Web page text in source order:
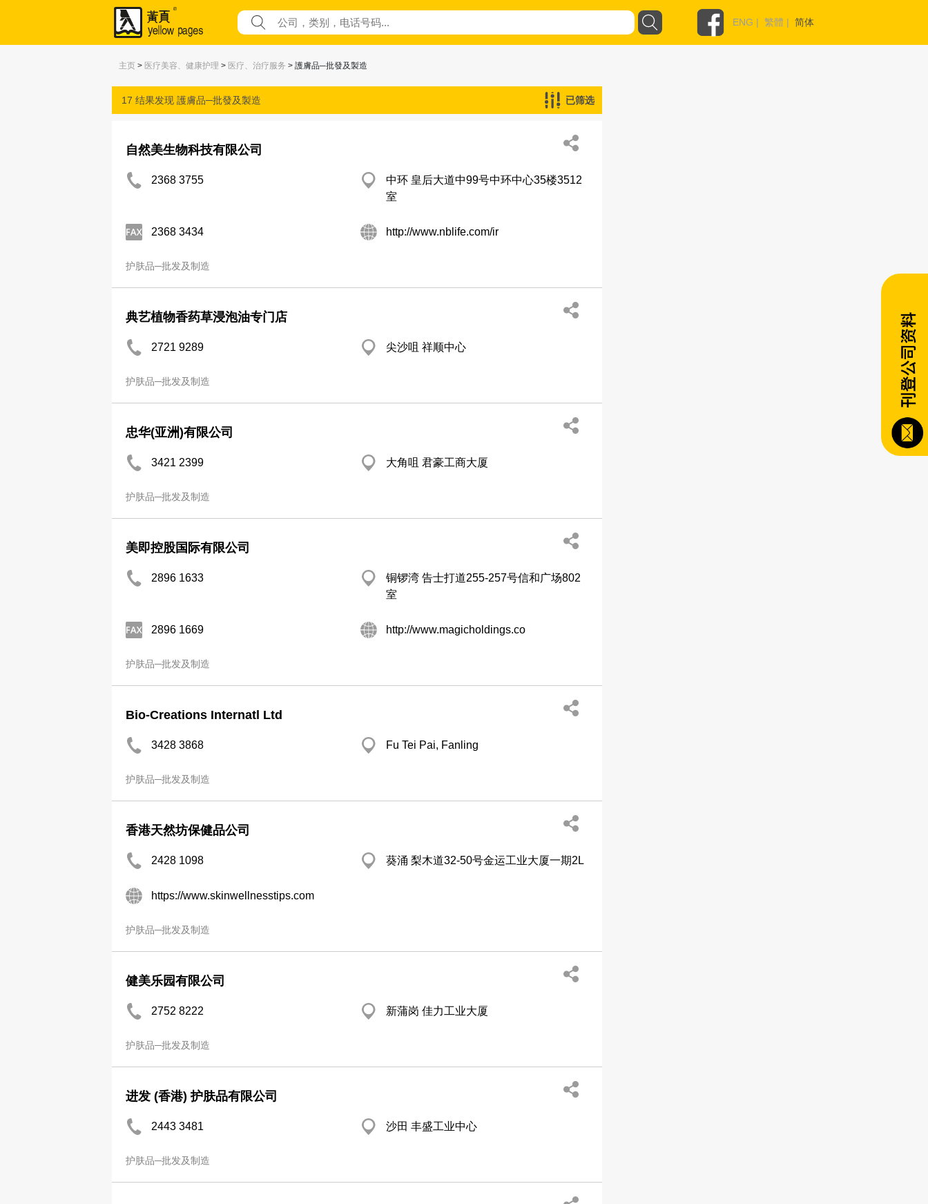
ENG | 繁體 | 简体
主页 > 医疗美容、健康护理 > 医疗、治疗服务 > 護膚品─批發及製造
17 结果发现 護膚品─批發及製造 已筛选
自然美生物科技有限公司
2368 3755
中环 皇后大道中99号中环中心35楼3512
室
2368 3434 http://www.nblife.com/ir
护肤品─批发及制造
典艺植物香药草浸泡油专门店
2721 9289 尖沙咀 祥顺中心
护肤品─批发及制造
忠华(亚洲)有限公司
3421 2399 大角咀 君豪工商大厦
护肤品─批发及制造
美即控股国际有限公司
2896 1633
铜锣湾 告士打道255-257号信和广场802
室
2896 1669 http://www.magicholdings.co
护肤品─批发及制造
Bio-Creations Internatl Ltd
3428 3868 Fu Tei Pai, Fanling
护肤品─批发及制造
香港天然坊保健品公司
2428 1098 葵涌 梨木道32-50号金运工业大厦一期2L
https://www.skinwellnesstips.com
护肤品─批发及制造
健美乐园有限公司
2752 8222 新蒲岗 佳力工业大厦
护肤品─批发及制造
进发 (香港) 护肤品有限公司
2443 3481 沙田 丰盛工业中心
护肤品─批发及制造